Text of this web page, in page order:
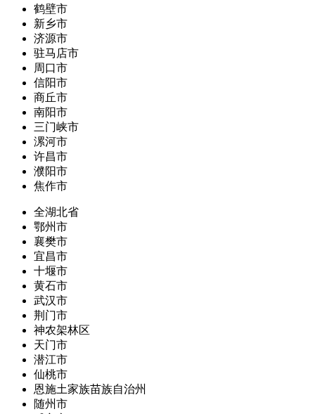
鹤壁市
新乡市
济源市
驻马店市
周口市
信阳市
商丘市
南阳市
三门峡市
漯河市
许昌市
濮阳市
焦作市
全湖北省
鄂州市
襄樊市
宜昌市
十堰市
黄石市
武汉市
荆门市
神农架林区
天门市
潜江市
仙桃市
恩施土家族苗族自治州
随州市